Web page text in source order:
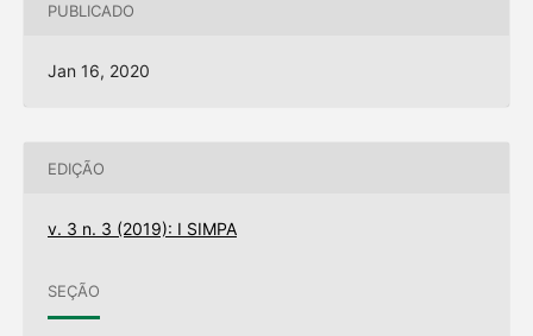
PUBLICADO
Jan 16, 2020
EDIÇÃO
v. 3 n. 3 (2019): I SIMPA
SEÇÃO